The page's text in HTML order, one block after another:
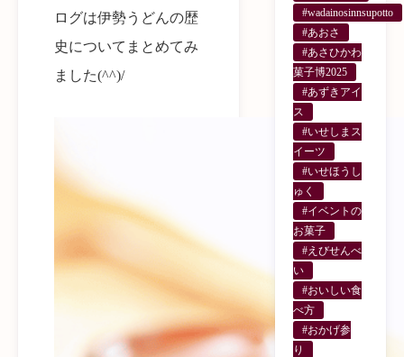
ログは伊勢うどんの歴
史についてまとめてみ
ました(^^)/
#wadainosinnsupotto
#あおさ
#あさひかわ
菓子博2025
#あずきアイ
ス
#いせしまス
イーツ
#いせほうし
ゅく
#イベントの
お菓子
#えびせんべ
い
#おいしい食
べ方
#おかげ参
り